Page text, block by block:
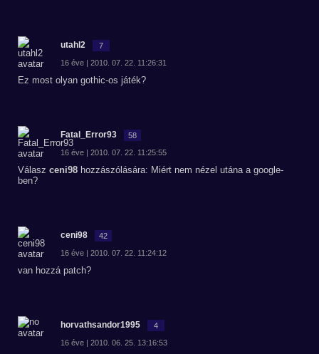
utahl2 7
16 éve | 2010. 07. 22. 11:26:31
Ez most olyan gothic-os játék?
Fatal_Error93 58
16 éve | 2010. 07. 22. 11:25:55
Válasz ceni98 hozzászólására: Miért nem nézel utána a google-
ben?
ceni98 42
16 éve | 2010. 07. 22. 11:24:12
van hozzá patch?
horvathsandor1995 4
16 éve | 2010. 06. 25. 13:16:53